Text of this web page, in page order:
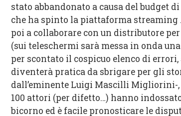
stato abbandonato a causa del budget
che ha spinto la piattaforma streaming
poi a collaborare con un distributore
(sui teleschermi sarà messa in onda
per scontato il cospicuo elenco di
diventerà pratica da sbrigare per gli
dall’eminente Luigi Mascilli Migliorini-,
100 attori (per difetto…) hanno
bicorno ed è facile pronosticare le